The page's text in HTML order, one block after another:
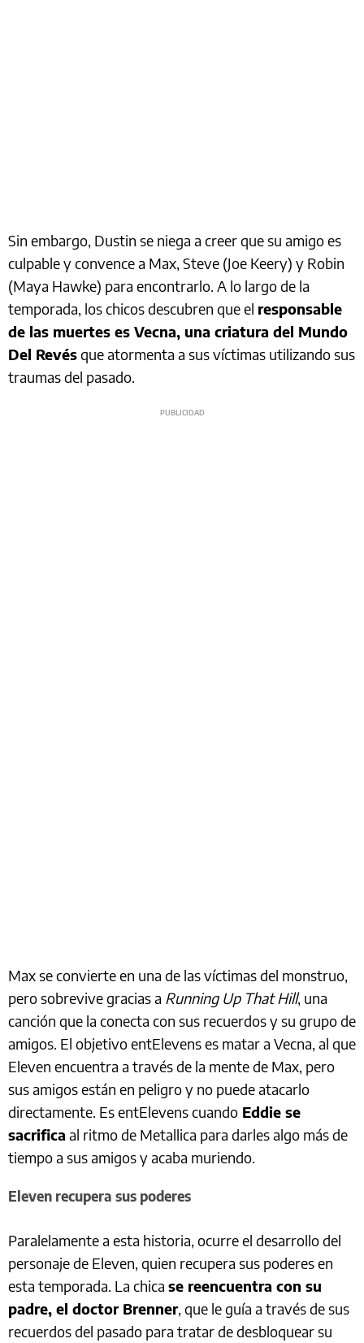
Sin embargo, Dustin se niega a creer que su amigo es
culpable y convence a Max, Steve (Joe Keery) y Robin
(Maya Hawke) para encontrarlo. A lo largo de la
temporada, los chicos descubren que el responsable
de las muertes es Vecna, una criatura del Mundo
Del Revésque atormenta a sus víctimas utilizando sus
traumas del pasado.
Max se convierte en una de las víctimas del monstruo,
pero sobrevive gracias a Running Up That Hill, una
canción que la conecta con sus recuerdos y su grupo de
amigos. El objetivo entElevens es matar a Vecna, al que
Eleven encuentra a través de la mente de Max, pero
sus amigos están en peligro y no puede atacarlo
directamente. Es entElevens cuando Eddie se
sacrifica al ritmo de Metallica para darles algo más de
tiempo a sus amigos y acaba muriendo.
Eleven recupera sus poderes
Paralelamente a esta historia, ocurre el desarrollo del
personaje de Eleven, quien recupera sus poderes en
esta temporada. La chica se reencuentra con su
padre, el doctor Brenner, que le guía a través de sus
recuerdos del pasado para tratar de desbloquear su